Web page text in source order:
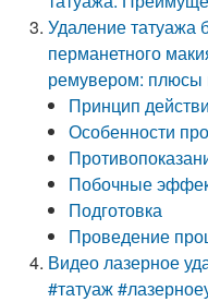
Удаление татуажа
перманетного
ремувером: плюсы
Принцип
Особенности
Побочные
Подготовка
Проведение
Видео лазерное
#татуаж